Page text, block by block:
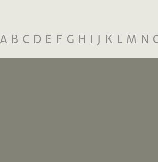
A B C D E F G H I J K L M N